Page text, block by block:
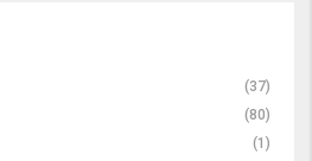
(37)
(80)
(1)